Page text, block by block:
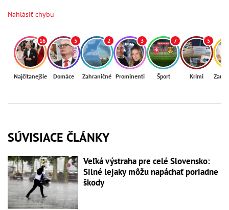
Nahlásiť chybu
16
Najčítanejšie
5
Domáce
2
Zahraničné
3
Prominenti
7
Šport
5
Krimi
SÚVISIACE ČLÁNKY
Veľká výstraha pre celé Slovensko:
Silné lejaky môžu napáchať poriadne
škody